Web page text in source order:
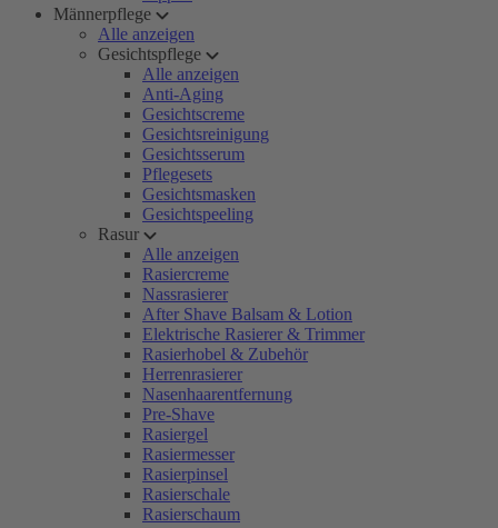
Männerpflege
Alle anzeigen
Gesichtspflege
Alle anzeigen
Anti-Aging
Gesichtscreme
Gesichtsreinigung
Gesichtsserum
Pflegesets
Gesichtsmasken
Gesichtspeeling
Rasur
Alle anzeigen
Rasiercreme
Nassrasierer
After Shave Balsam & Lotion
Elektrische Rasierer & Trimmer
Rasierhobel & Zubehör
Herrenrasierer
Nasenhaarentfernung
Pre-Shave
Rasiergel
Rasiermesser
Rasierpinsel
Rasierschale
Rasierschaum